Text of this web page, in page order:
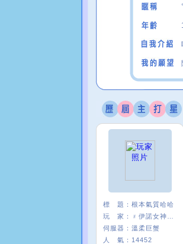
標 題： 根本氣質哈哈
玩 家：
伺服器： 溫柔巨蟹
人 氣： 14452